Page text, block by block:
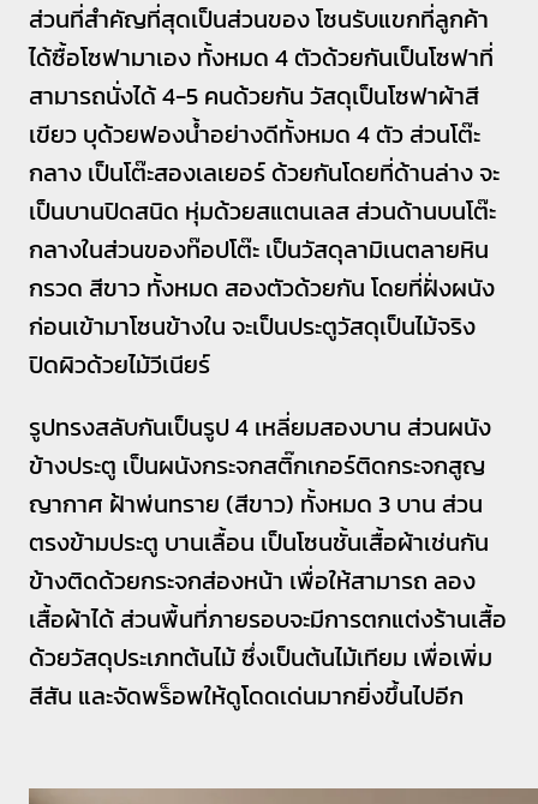
ส่วนที่สำคัญที่สุดเป็นส่วนของ โซนรับแขกที่ลูกค้า
ได้ซื้อโซฟามาเอง ทั้งหมด 4 ตัวด้วยกันเป็นโซฟาที่
สามารถนั่งได้ 4-5 คนด้วยกัน วัสดุเป็นโซฟาผ้าสี
เขียว บุด้วยฟองน้ำอย่างดีทั้งหมด 4 ตัว ส่วนโต๊ะ
กลาง เป็นโต๊ะสองเลเยอร์ ด้วยกันโดยที่ด้านล่าง จะ
เป็นบานปิดสนิด หุ่มด้วยสแตนเลส ส่วนด้านบนโต๊ะ
กลางในส่วนของท๊อปโต๊ะ เป็นวัสดุลามิเนตลายหิน
กรวด สีขาว ทั้งหมด สองตัวด้วยกัน โดยที่ฝั่งผนัง
ก่อนเข้ามาโซนข้างใน จะเป็นประตูวัสดุเป็นไม้จริง
ปิดผิวด้วยไม้วีเนียร์
รูปทรงสลับกันเป็นรูป 4 เหลี่ยมสองบาน ส่วนผนัง
ข้างประตู เป็นผนังกระจกสติ๊กเกอร์ติดกระจกสูญ
ญากาศ ฝ้าพ่นทราย (สีขาว) ทั้งหมด 3 บาน ส่วน
ตรงข้ามประตู บานเลื้อน เป็นโซนชั้นเสื้อผ้าเช่นกัน
ข้างติดด้วยกระจกส่องหน้า เพื่อให้สามารถ ลอง
เสื้อผ้าได้ ส่วนพื้นที่ภายรอบจะมีการตกแต่งร้านเสื้อ
ด้วยวัสดุประเภทต้นไม้ ซึ่งเป็นต้นไม้เทียม เพื่อเพิ่ม
สีสัน และจัดพร็อพให้ดูโดดเด่นมากยิ่งขึ้นไปอีก